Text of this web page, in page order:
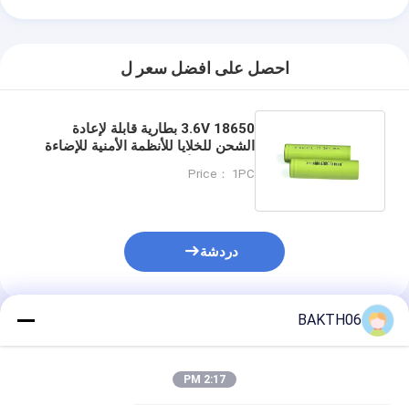
احصل على افضل سعر ل
3.6V 18650 بطارية قابلة لإعادة
الشحن للخلايا للأنظمة الأمنية للإضاءة
Price： 1PC
دردشة
المنتجات الموصى بها
BAKTH06
2:17 PM